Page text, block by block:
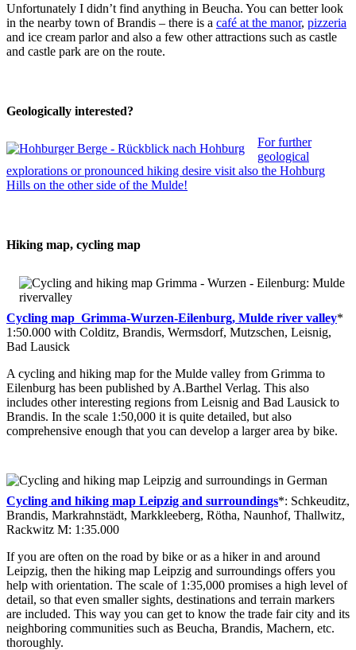
Unfortunately I didn’t find anything in Beucha. You can better look
in the nearby town of Brandis – there is a café at the manor, pizzeria
and ice cream parlor and also a few other attractions such as castle
and castle park are on the route.
Geologically interested?
For further
geological
explorations or pronounced hiking desire visit also the Hohburg
Hills on the other side of the Mulde!
Hiking map, cycling map
Cycling map_Grimma-Wurzen-Eilenburg, Mulde river valley*
1:50.000 with Colditz, Brandis, Wermsdorf, Mutzschen, Leisnig,
Bad Lausick
A cycling and hiking map for the Mulde valley from Grimma to
Eilenburg has been published by A.Barthel Verlag. This also
includes other interesting regions from Leisnig and Bad Lausick to
Brandis. In the scale 1:50,000 it is quite detailed, but also
comprehensive enough that you can develop a larger area by bike.
Cycling and hiking map Leipzig and surroundings*: Schkeuditz,
Brandis, Markrahnstädt, Markkleeberg, Rötha, Naunhof, Thallwitz,
Rackwitz M: 1:35.000
If you are often on the road by bike or as a hiker in and around
Leipzig, then the hiking map Leipzig and surroundings offers you
help with orientation. The scale of 1:35,000 promises a high level of
detail, so that even smaller sights, destinations and terrain markers
are included. This way you can get to know the trade fair city and its
neighboring communities such as Beucha, Brandis, Machern, etc.
thoroughly.